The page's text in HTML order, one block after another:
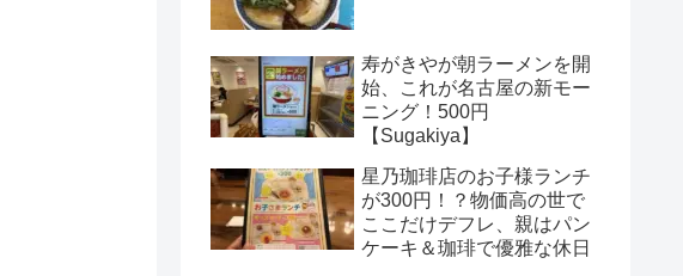
寿がきやが朝ラーメンを開
始、これが名古屋の新モー
ニング！500円
【Sugakiya】
星乃珈琲店のお子様ランチ
が300円！？物価高の世で
ここだけデフレ、親はパン
ケーキ＆珈琲で優雅な休日